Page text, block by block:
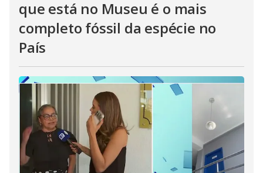
que está no Museu é o mais
completo fóssil da espécie no
País